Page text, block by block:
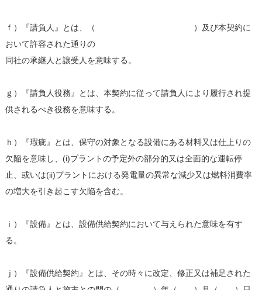
ｆ）『請負人』とは、（ ）及び本契約に
おいて許容された通りの
同社の承継人と譲受人を意味する。
ｇ）『請負人役務』とは、本契約に従って請負人により履行され提
供されるべき役務を意味する。
ｈ）『瑕疵』とは、保守の対象となる設備にある材料又は仕上りの
欠陥を意味し、(i)プラントの予定外の部分的又は全面的な運転停
止、或いは(ii)プラントにおける発電量の異常な減少又は燃料消費率
の増大を引き起こす欠陥を含む。
ｉ）『設備』とは、設備供給契約において与えられた意味を有す
る。
ｊ）『設備供給契約』とは、その時々に改定、修正又は補足された